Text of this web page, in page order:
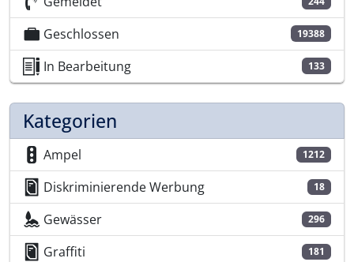
Geschlossen 19388
In Bearbeitung 133
Kategorien
Ampel 1212
Diskriminierende Werbung 18
Gewässer 296
Graffiti 181